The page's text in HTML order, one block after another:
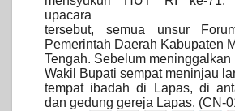
upacara
tersebut, semua unsur
Pemerintah Daerah Kabupaten
Tengah. Sebelum meninggalkan
Wakil Bupati sempat meninjau
tempat ibadah di Lapas, di
dan gedung gereja Lapas. (CN-